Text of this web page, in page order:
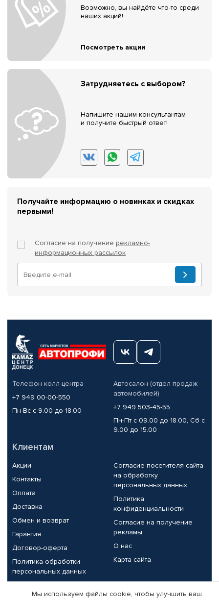
Возможно, вы найдёте что-то среди
наших акций!
Посмотреть акции
Затрудняетесь с выбором?
Напишите нашим консультантам
и получите быстрый ответ!
Получайте информацию о новинках и скидках
первыми!
Согласие на получение рекламно-
информационных рассылок
Телефон колл-центра
+7 949 00-00-550
Пн-Вс с 9.00 до 18.00
Автосалон (отдел продаж
автомобилей)
+7 949 503-45-55
Пн-Пт с 09.00 до 18.00, Сб с
9.00 до 15.00
Клиентам
Акции
Контакты
Оплата
Доставка
Обмен и возврат
Гарантия
Договор-оферта
Политика обработки
персональных данных
Согласие посетителя сайта
на обработку
персональных данных
Политика
конфиденциальности
Согласие на получение
рекламы
О нас
Карта сайта
Партнерам
Мы используем файлы cookie, чтобы улучшить ваш